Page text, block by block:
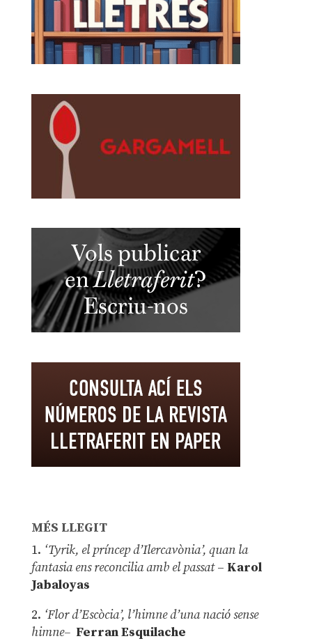
MÉS LLEGIT
1. ‘Tyrik, el príncep d’Ilercavònia’, quan la
fantasia ens reconcilia amb el passat– Karol
Jabaloyas
2. ‘Flor d’Escòcia’, l’himne d’una nació sense
himne– Ferran Esquilache